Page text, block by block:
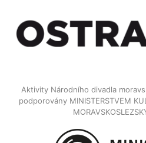
Aktivity Národního divadla
podporovány MINISTERSTVEM